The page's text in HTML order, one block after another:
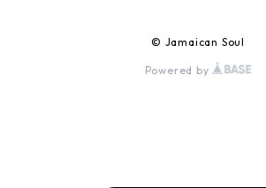
© Jamaican Soul
Powered by